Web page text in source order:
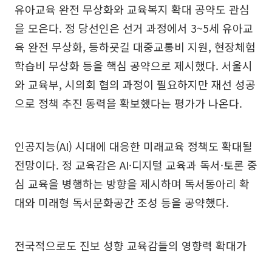
유아교육 완전 무상화와 교육복지 확대 공약도 관심
을 모은다. 정 당선인은 선거 과정에서 3~5세 유아교
육 완전 무상화, 등하굣길 대중교통비 지원, 현장체험
학습비 무상화 등을 핵심 공약으로 제시했다. 서울시
와 교육부, 시의회 협의 과정이 필요하지만 재선 성공
으로 정책 추진 동력을 확보했다는 평가가 나온다.
인공지능(AI) 시대에 대응한 미래교육 정책도 확대될
전망이다. 정 교육감은 AI·디지털 교육과 독서·토론 중
심 교육을 병행하는 방향을 제시하며 독서동아리 확
대와 미래형 독서문화공간 조성 등을 공약했다.
전국적으로도 진보 성향 교육감들의 영향력 확대가